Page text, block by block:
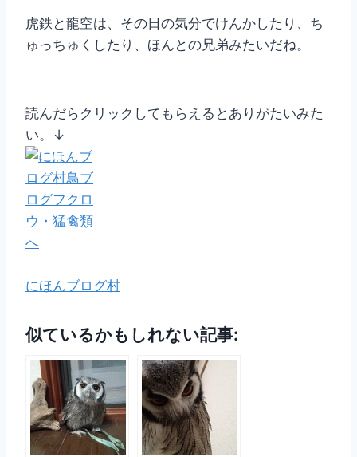
虎鉄と龍空は、その日の気分でけんかしたり、ち
ゅっちゅくしたり、ほんとの兄弟みたいだね。
読んだらクリックしてもらえるとありがたいみた
い。↓
にほんブログ村
似ているかもしれない記事: